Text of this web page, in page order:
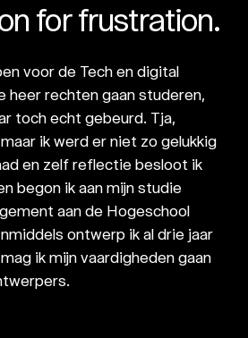
for frustration.
voor de Tech en digital
heer rechten gaan studeren,
toch echt gebeurd. Tja,
ik werd er niet zo gelukkig
en zelf reflectie besloot ik
begon ik aan mijn studie
aan de Hogeschool
ontwerp ik al drie jaar
ik mijn vaardigheden gaan